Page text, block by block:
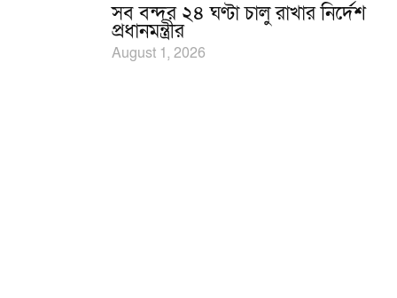
সব বন্দর ২৪ ঘণ্টা চালু রাখার নির্দেশ
প্রধানমন্ত্রীর
August 1, 2026